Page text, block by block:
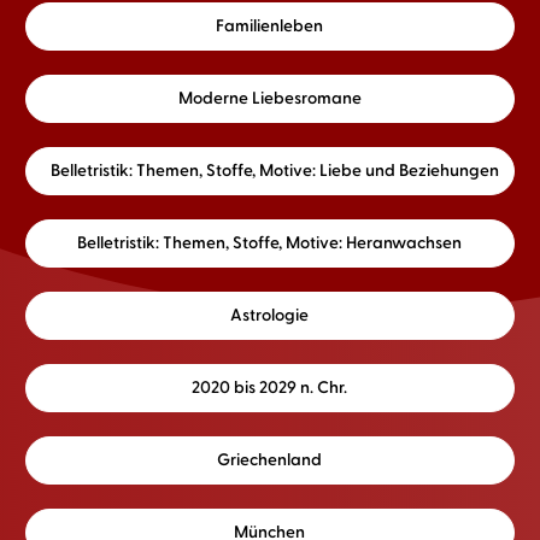
Familienleben
Moderne Liebesromane
Belletristik: Themen, Stoffe, Motive: Liebe und Beziehungen
Belletristik: Themen, Stoffe, Motive: Heranwachsen
Astrologie
2020 bis 2029 n. Chr.
Griechenland
München